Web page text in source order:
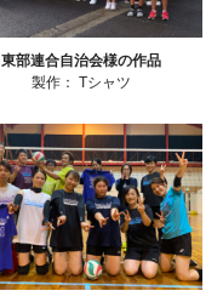
東部連合自治会様の作品
製作： Tシャツ